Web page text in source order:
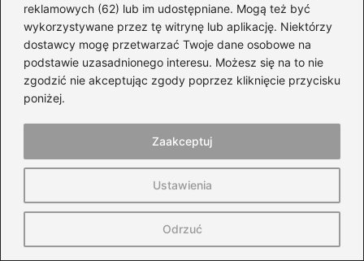
reklamowych (62) lub im udostępniane. Mogą też być
wykorzystywane przez tę witrynę lub aplikację. Niektórzy
dostawcy mogę przetwarzać Twoje dane osobowe na
podstawie uzasadnionego interesu. Możesz się na to nie
zgodzić nie akceptując zgody poprzez kliknięcie przycisku
poniżej.
Ustawienia
Odrzuć
Zaakceptuj
Jeśli czujnik temperatury w Fordzie Focus Mk1
nie działa prawidłowo, zaleca się wymianę
czujnika na nowy. Przed wymianą warto
sprawdzić także stan przewodów, aby
Powiązane wpisy:
Jakie żarówki do Honda Varadero 125
wybrać? Oto nasze sprawdzone